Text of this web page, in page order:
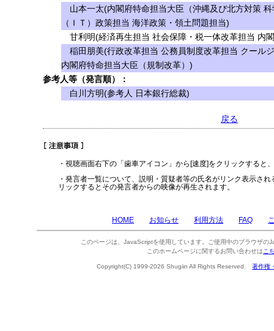
山本一太(内閣府特命担当大臣（沖縄及び北方対策
（ＩＴ）政策担当 海洋政策・領土問題担当)
甘利明(経済再生担当 社会保障・税一体改革担当 内
稲田朋美(行政改革担当 公務員制度改革担当 クール
内閣府特命担当大臣（規制改革）)
参考人等（発言順）：
白川方明(参考人 日本銀行総裁)
戻る
・視聴画面右下の「歯車アイコン」から[速度]をクリックすると
・発言者一覧について、説明・質疑者等の氏名がリンク表示さ
リックするとその発言者からの映像が再生されます。
HOME お知らせ 利用方法 FAQ
このページは、JavaScriptを使用しています。ご使用中のブラウザの
このホームページに関するお問い合わせは こ
Copyright(C) 1999-2026 Shugiin All Rights Reserved. 著作権